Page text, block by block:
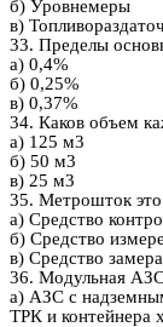
б) Уровнемеры
в)
33. Пределы
а) 0,4%
б) 0,25%
в) 0,37%
34. Каков объем
а) 125 м3
б) 50 м3
в) 25 м3
35. Метрошток
а) Средство
б) Средство
в) Средство
36. Модульная
а) АЗС с
ТРК и контейнера